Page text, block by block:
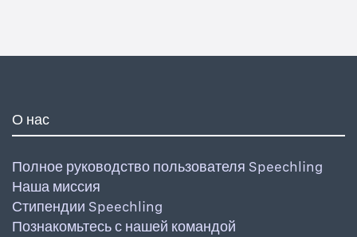
О нас
Полное руководство пользователя Speechling
Наша миссия
Стипендии Speechling
Познакомьтесь с нашей командой